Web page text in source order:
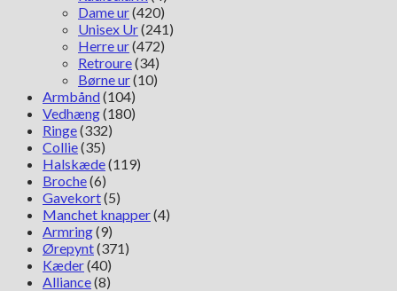
Dame ur(420)
Unisex Ur(241)
Herre ur(472)
Retroure(34)
Børne ur(10)
Armbånd(104)
Vedhæng(180)
Ringe(332)
Collie(35)
Halskæde(119)
Broche(6)
Gavekort(5)
Manchet knapper(4)
Armring(9)
Ørepynt(371)
Kæder(40)
Alliance(8)